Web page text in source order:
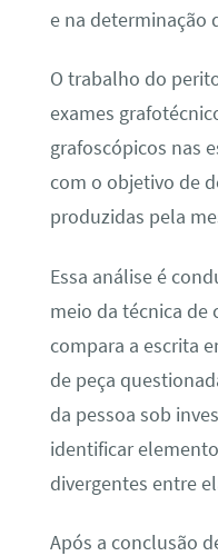
e na determinação
O trabalho do
exames
grafoscópicos nas
com o objetivo de
produzidas pela
Essa análise é
meio da técnica de
compara a escrita
de peça
da pessoa sob
identificar
divergentes entre
Após a conclusão